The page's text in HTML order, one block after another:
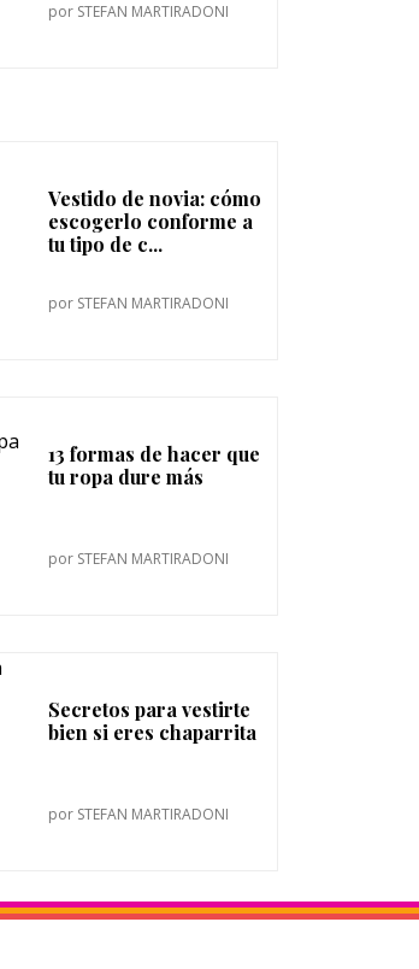
por STEFAN MARTIRADONI
Vestido de novia: cómo
escogerlo conforme a
tu tipo de c...
por STEFAN MARTIRADONI
13 formas de hacer que
tu ropa dure más
por STEFAN MARTIRADONI
Secretos para vestirte
bien si eres chaparrita
por STEFAN MARTIRADONI